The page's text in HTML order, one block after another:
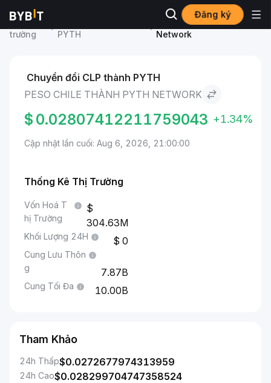
Đăng ký
Thị
trường
PYTH
Peso Chile to Pyth
Network
Chuyển đổi CLP thành PYTH
PESO CHILE THÀNH PYTH NETWORK
$ 0.02807412211759043 +1.34%
Cập nhật lần cuối: Aug 6, 2026, 21:00:00
Thống Kê Thị Trường
Vốn Hoá T
hị Trường
304.63M
Khối Lượng 24H 0
Cung Lưu Thôn
g
7.87B
Cung Tối Đa 10.00B
Tham Khảo
24h Thấp$0.0272677974313959
24h Cao$0.028299704747358524